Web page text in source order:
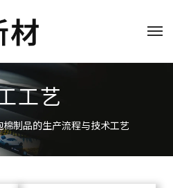
工艺
制品的生产流程与技术工艺